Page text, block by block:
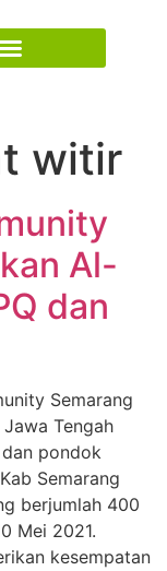
witir
Al-
dan
Semarang
Tengah
pondok
Semarang
berjumlah 400
Mei 2021.
kesempatan